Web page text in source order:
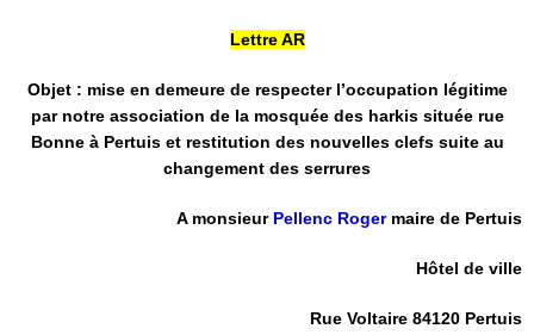
Lettre AR
Objet : mise en demeure de respecter l’occupation légitime
par notre association de la mosquée des harkis située rue
Bonne à Pertuis et restitution des nouvelles clefs suite au
changement des serrures
A monsieur Pellenc Rogermaire de Pertuis
Hôtel de ville
Rue Voltaire 84120 Pertuis